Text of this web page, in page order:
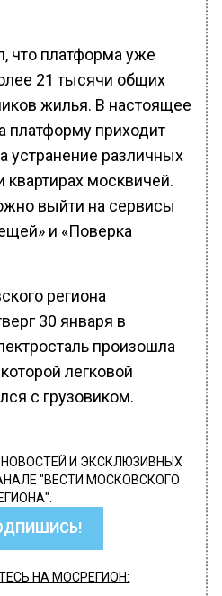
что платформа уже
21 тысячи общих
жилья. В настоящее
платформу приходит
устранение различных
москвичей.
выйти на сервисы
и «Поверка
региона
30 января в
произошла
легковой
с грузовиком.
И ЭКСКЛЮЗИВНЫХ
"ВЕСТИ МОСКОВСКОГО
НА МОСРЕГИОН: